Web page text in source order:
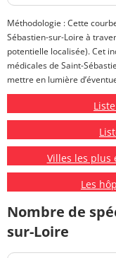
Méthodologie : Cette
Sébastien-sur-Loire à
potentielle localisée). Cet
médicales de Saint-
mettre en lumière
Villes les plus
Les
Nombre de
sur-Loire